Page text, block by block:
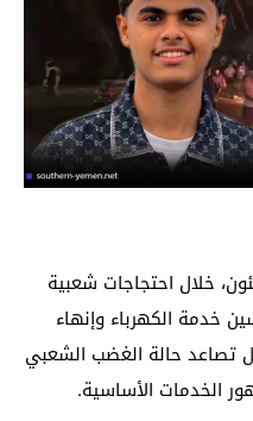
خلال احتجاجات شعبية
خدمة الكهرباء وإنهاء
تصاعد حالة الغضب الشعبي
الخدمات الأساسية.